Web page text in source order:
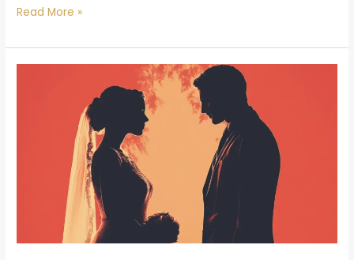
Read More »